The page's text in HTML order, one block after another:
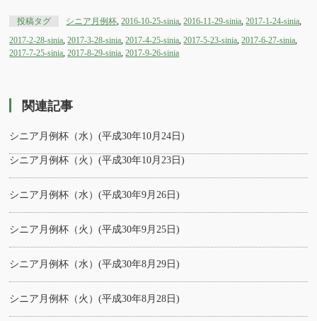
投稿タグ シニア月例杯 ,2016-10-25-sinia ,2016-11-29-sinia ,2017-1-24-sinia
2017-2-28-sinia ,2017-3-28-sinia ,2017-4-25-sinia ,2017-5-23-sinia ,2017-6-27-sinia
2017-7-25-sinia ,2017-8-29-sinia ,2017-9-26-sinia
関連記事
シニア月例杯（水）(平成30年10月24日)
シニア月例杯（火）(平成30年10月23日)
シニア月例杯（水）(平成30年9月26日)
シニア月例杯（火）(平成30年9月25日)
シニア月例杯（水）(平成30年8月29日)
シニア月例杯（火）(平成30年8月28日)